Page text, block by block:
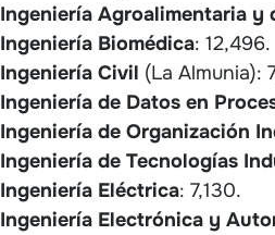
Ingeniería Agroalimentaria y
Ingeniería Biomédica: 12,496.
Ingeniería Civil (La Almunia):
Ingeniería de Datos en
Ingeniería de Organización
Ingeniería de Tecnologías
Ingeniería Eléctrica: 7,130.
Ingeniería Electrónica y